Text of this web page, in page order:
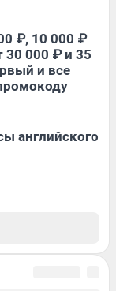
₽, 10 000 ₽
30 000 ₽ и 35
и все
английского